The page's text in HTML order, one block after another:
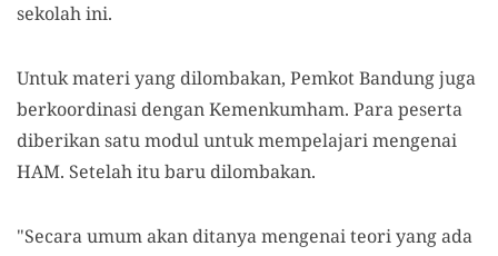
sekolah ini.
Untuk materi yang dilombakan, Pemkot Bandung juga
berkoordinasi dengan Kemenkumham. Para peserta
diberikan satu modul untuk mempelajari mengenai
HAM. Setelah itu baru dilombakan.
"Secara umum akan ditanya mengenai teori yang ada